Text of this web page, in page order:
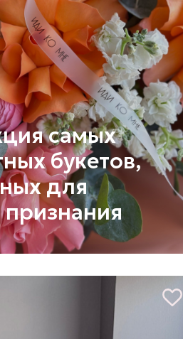
самых
букетов,
для